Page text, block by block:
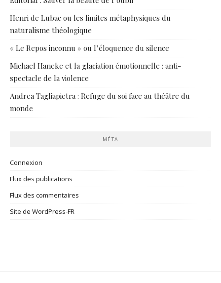
Henri de Lubac ou les limites métaphysiques du
naturalisme théologique
« Le Repos inconnu » ou l’éloquence du silence
Michael Haneke et la glaciation émotionnelle : anti-
spectacle de la violence
Andrea Tagliapietra : Refuge du soi face au théâtre du
monde
MÉTA
Connexion
Flux des publications
Flux des commentaires
Site de WordPress-FR